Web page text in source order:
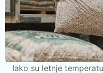
Iako su letnje